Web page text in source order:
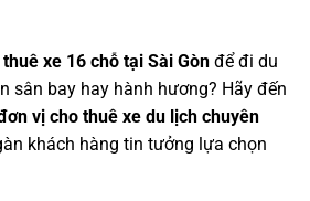
xe 16 chỗ tại Sài Gòn để đi du
sân bay hay hành hương? Hãy đến
vị cho thuê xe du lịch chuyên
khách hàng tin tưởng lựa chọn